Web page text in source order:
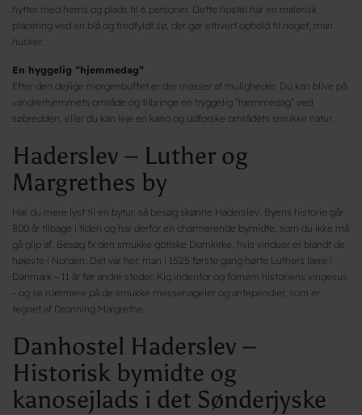
hytter med hems og plads til 6 personer. Dette hostel har en malerisk
placering ved en blå og fredfyldt sø, der gør ethvert ophold til noget, man
husker.
En hyggelig ”hjemmedag”
Efter den dejlige morgenbuffet er der masser af muligheder. Du kan blive på
vandrerhjemmets område og tilbringe en hyggelig ”hjemmedag” ved
søbredden, eller du kan leje en kano og udforske områdets smukke natur.
Haderslev – Luther og
Margrethes by
Har du mere lyst til en bytur, så besøg skønne Haderslev. Byens historie går
800 år tilbage i tiden og har derfor en charmerende bymidte, som du ikke må
gå glip af. Besøg fx den smukke gotiske Domkirke, hvis vinduer er blandt de
højeste i Norden. Det var her, man i 1525 første gang hørte Luthers lære i
Danmark – 11 år før andre steder. Kig indenfor og fornem historiens vingesus
- og se nærmere på de smukke messehageler og antependier, som er
tegnet af Dronning Margrethe.
Danhostel Haderslev –
Historisk bymidte og
kanosejlads i det Sønderjyske